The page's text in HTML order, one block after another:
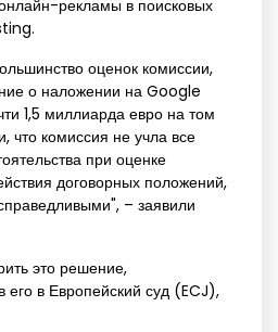
рекламы в поисковых
оценок комиссии,
о наложении на Google
1,5 миллиарда евро на том
что комиссия не учла все
при оценке
договорных положений,
– заявили
это решение,
его в Европейский суд (ECJ),